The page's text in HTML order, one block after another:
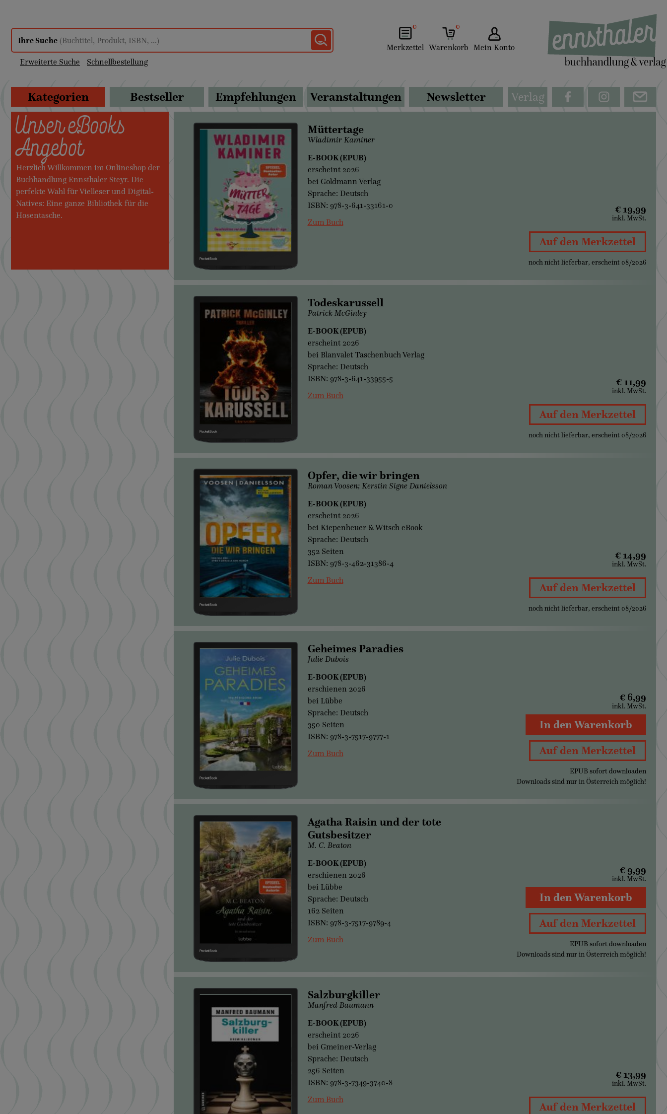
Ihre Suche (Buchtitel, Produkt, ISBN, ...)
Erweiterte Suche Schnellbestellung
0
Merkzettel
0
Warenkorb Mein Konto
Kategorien Bestseller Empfehlungen Veranstaltungen Newsletter Verlag
Unser eBooks
Angebot
Herzlich Willkommen im Onlineshop der
Buchhandlung Ennsthaler Steyr. Die
perfekte Wahl für Vielleser und Digital-
Natives: Eine ganze Bibliothek für die
Hosentasche.
Müttertage
Wladimir Kaminer
E-BOOK (EPUB)
erscheint 2026
bei Goldmann Verlag
Sprache: Deutsch
ISBN: 978-3-641-33161-0
Zum Buch
€ 19,99
inkl. MwSt.
Auf den Merkzettel
noch nicht lieferbar, erscheint 08/2026
Todeskarussell
Patrick McGinley
E-BOOK (EPUB)
erscheint 2026
bei Blanvalet Taschenbuch Verlag
Sprache: Deutsch
ISBN: 978-3-641-33955-5
Zum Buch
€ 11,99
inkl. MwSt.
Auf den Merkzettel
noch nicht lieferbar, erscheint 08/2026
Opfer, die wir bringen
Roman Voosen; Kerstin Signe Danielsson
E-BOOK (EPUB)
erscheint 2026
bei Kiepenheuer & Witsch eBook
Sprache: Deutsch
352 Seiten
ISBN: 978-3-462-31386-4
Zum Buch
€ 14,99
inkl. MwSt.
Auf den Merkzettel
noch nicht lieferbar, erscheint 08/2026
Geheimes Paradies
Julie Dubois
E-BOOK (EPUB)
erschienen 2026
bei Lübbe
Sprache: Deutsch
350 Seiten
ISBN: 978-3-7517-9777-1
Zum Buch
€ 6,99
inkl. MwSt.
In den Warenkorb
Auf den Merkzettel
EPUB sofort downloaden
Downloads sind nur in Österreich möglich!
Agatha Raisin und der tote
Gutsbesitzer
M. C. Beaton
E-BOOK (EPUB)
erschienen 2026
bei Lübbe
Sprache: Deutsch
162 Seiten
ISBN: 978-3-7517-9789-4
Zum Buch
€ 9,99
inkl. MwSt.
In den Warenkorb
Auf den Merkzettel
EPUB sofort downloaden
Downloads sind nur in Österreich möglich!
Salzburgkiller
Manfred Baumann
E-BOOK (EPUB)
erscheint 2026
bei Gmeiner-Verlag
Sprache: Deutsch
256 Seiten
ISBN: 978-3-7349-3740-8
Zum Buch
€ 13,99
inkl. MwSt.
Auf den Merkzettel